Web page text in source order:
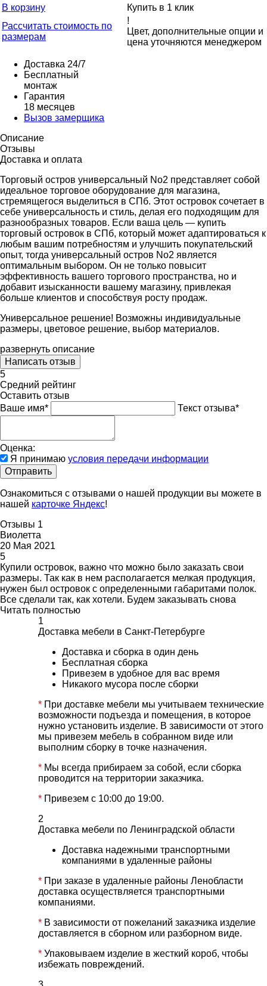
В корзину
Купить в 1 клик
Рассчитать стоимость по
размерам
!
Цвет, дополнительные опции и
цена уточняются менеджером
Доставка 24/7
Бесплатный
монтаж
Гарантия
18 месяцев
Вызов замерщика
Описание
Отзывы
Доставка и оплата
Торговый остров универсальный No2 представляет собой
идеальное торговое оборудование для магазина,
стремящегося выделиться в СПб. Этот островок сочетает в
себе универсальность и стиль, делая его подходящим для
разнообразных товаров. Если ваша цель — купить
торговый островок в СПб, который может адаптироваться к
любым вашим потребностям и улучшить покупательский
опыт, тогда универсальный остров No2 является
оптимальным выбором. Он не только повысит
эффективность вашего торгового пространства, но и
добавит изысканности вашему магазину, привлекая
больше клиентов и способствуя росту продаж.
Универсальное решение! Возможны индивидуальные
размеры, цветовое решение, выбор материалов.
развернуть описание
Написать отзыв
5
Средний рейтинг
Оставить отзыв
Ваше имя*
Текст отзыва*
Оценка:
Я принимаю условия передачи информации
Отправить
Ознакомиться с отзывами о нашей продукции вы можете в
нашей карточке Яндекс!
Отзывы 1
Виолетта
20 Мая 2021
5
Купили островок, важно что можно было заказать свои
размеры. Так как в нем располагается мелкая продукция,
нужен был островок с определенными габаритами полок.
Все сделали так, как хотели. Будем заказывать снова
Читать полностью
1
Доставка мебели в Санкт-Петербурге
Доставка и сборка в один день
Бесплатная сборка
Привезем в удобное для вас время
Никакого мусора после сборки
* При доставке мебели мы учитываем технические
возможности подъезда и помещения, в которое
нужно установить изделие. В зависимости от этого
мы привезем мебель в собранном виде или
выполним сборку в точке назначения.
* Мы всегда прибираем за собой, если сборка
проводится на территории заказчика.
* Привезем с 10:00 до 19:00.
2
Доставка мебели по Ленинградской области
Доставка надежными транспортными
компаниями в удаленные районы
* При заказе в удаленные районы Ленобласти
доставка осуществляется транспортными
компаниями.
* В зависимости от пожеланий заказчика изделие
доставляется в сборном или разборном виде.
* Упаковываем изделие в жесткий короб, чтобы
избежать повреждений.